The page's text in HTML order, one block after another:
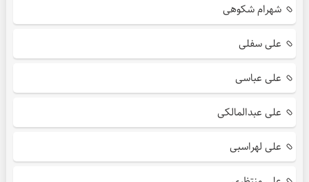
شهرام شکوهی
علی سفلی
علی عباسی
علی عبدالمالکی
علی لهراسبی